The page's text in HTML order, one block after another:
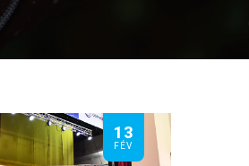
13
FÉV